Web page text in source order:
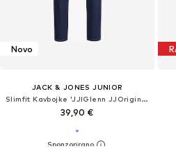
Novo
JACK & JONES JUNIOR
Slimfit Kavbojke 'JJIGlenn JJOriginal'
39,90 €